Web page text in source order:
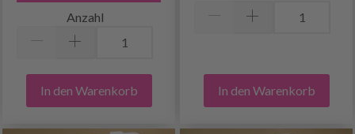
Anzahl
In den Warenkorb In den Warenkorb